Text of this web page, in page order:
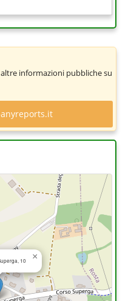
altre informazioni pubbliche su
10 ×